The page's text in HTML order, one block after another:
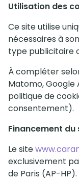
Utilisation des
Ce site utilise
nécessaires à
type publicitaire
À compléter
Matomo, Google
politique de
consentement).
Financement du
Le site
exclusivement
de Paris (AP-HP).